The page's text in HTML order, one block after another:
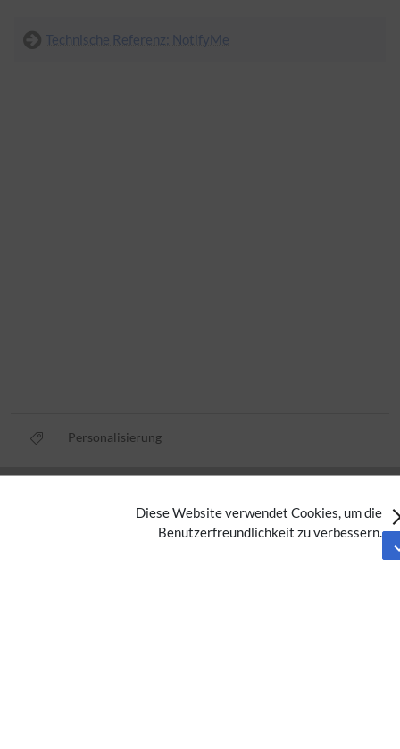
Diese Website verwendet Cookies, um die
Benutzerfreundlichkeit zu verbessern.
Technische Referenz: NotifyMe
Personalisierung
Nutzungsbedingungen